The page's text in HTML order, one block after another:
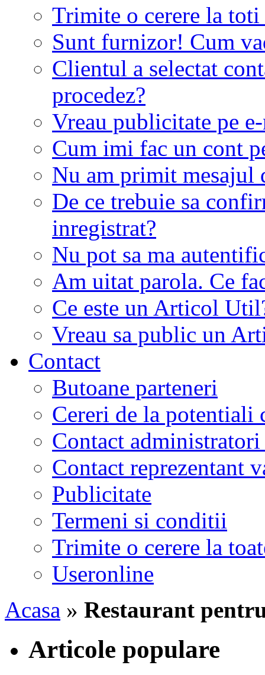
Trimite o cerere la
Sunt furnizor! Cum
Clientul a selectat
procedez?
Vreau publicitate pe
Cum imi fac un cont
Nu am primit mesajul
De ce trebuie sa
inregistrat?
Nu pot sa ma
Am uitat parola. Ce
Ce este un Articol
Vreau sa public un
Contact
Butoane parteneri
Cereri de la potentiali
Contact
Contact reprezentant
Publicitate
Termeni si conditii
Trimite o cerere la
Useronline
Acasa » Restaurant
Articole populare